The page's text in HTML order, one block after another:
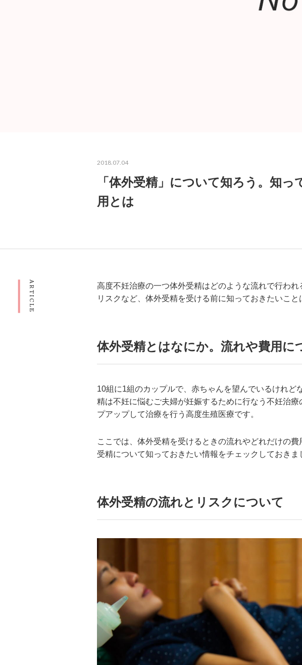
2018.07.04
「体外受精」について知ろう。知
用とは
ARTICLE
高度不妊治療の一つ体外受精はどのような流れで行わ
リスクなど、体外受精を受ける前に知っておきたいこ
体外受精とはなにか。流れや費用に
10組に1組のカップルで、赤ちゃんを望んでいるけれ
精は不妊に悩むご夫婦が妊娠するために行なう不妊治
プアップして治療を行う高度生殖医療です。
ここでは、体外受精を受けるときの流れやどれだけの
受精について知っておきたい情報をチェックしておきま
体外受精の流れとリスクについて